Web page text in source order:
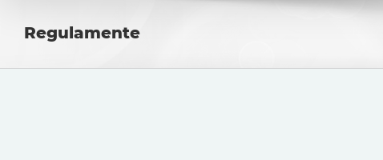
Regulamente